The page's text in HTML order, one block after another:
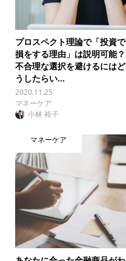
プロスペクト理論で「投資で
損をする理由」は説明可能？
不合理な選択を避けるにはど
うしたらい...
2020.11.25
マネーケア
小林 裕子
マネーケア